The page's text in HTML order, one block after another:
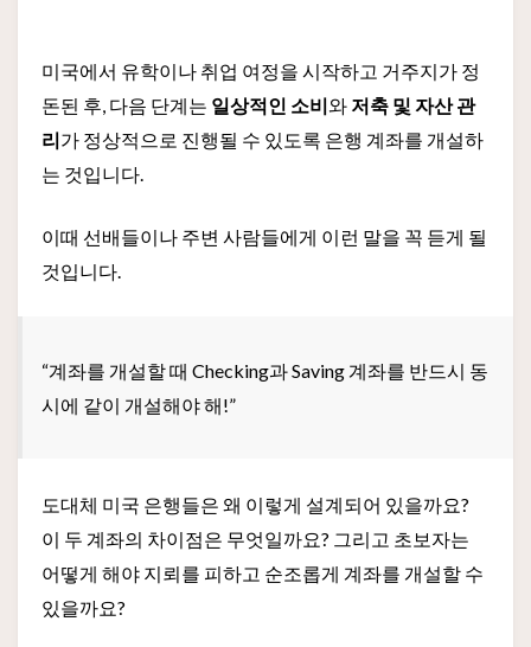
미국에서 유학이나 취업 여정을 시작하고 거주지가 정
돈된 후, 다음 단계는 일상적인 소비와 저축 및 자산 관
리가 정상적으로 진행될 수 있도록 은행 계좌를 개설하
는 것입니다.
이때 선배들이나 주변 사람들에게 이런 말을 꼭 듣게 될
것입니다.
“계좌를 개설할 때 Checking과 Saving 계좌를 반드시 동
시에 같이 개설해야 해!”
도대체 미국 은행들은 왜 이렇게 설계되어 있을까요?
이 두 계좌의 차이점은 무엇일까요? 그리고 초보자는
어떻게 해야 지뢰를 피하고 순조롭게 계좌를 개설할 수
있을까요?